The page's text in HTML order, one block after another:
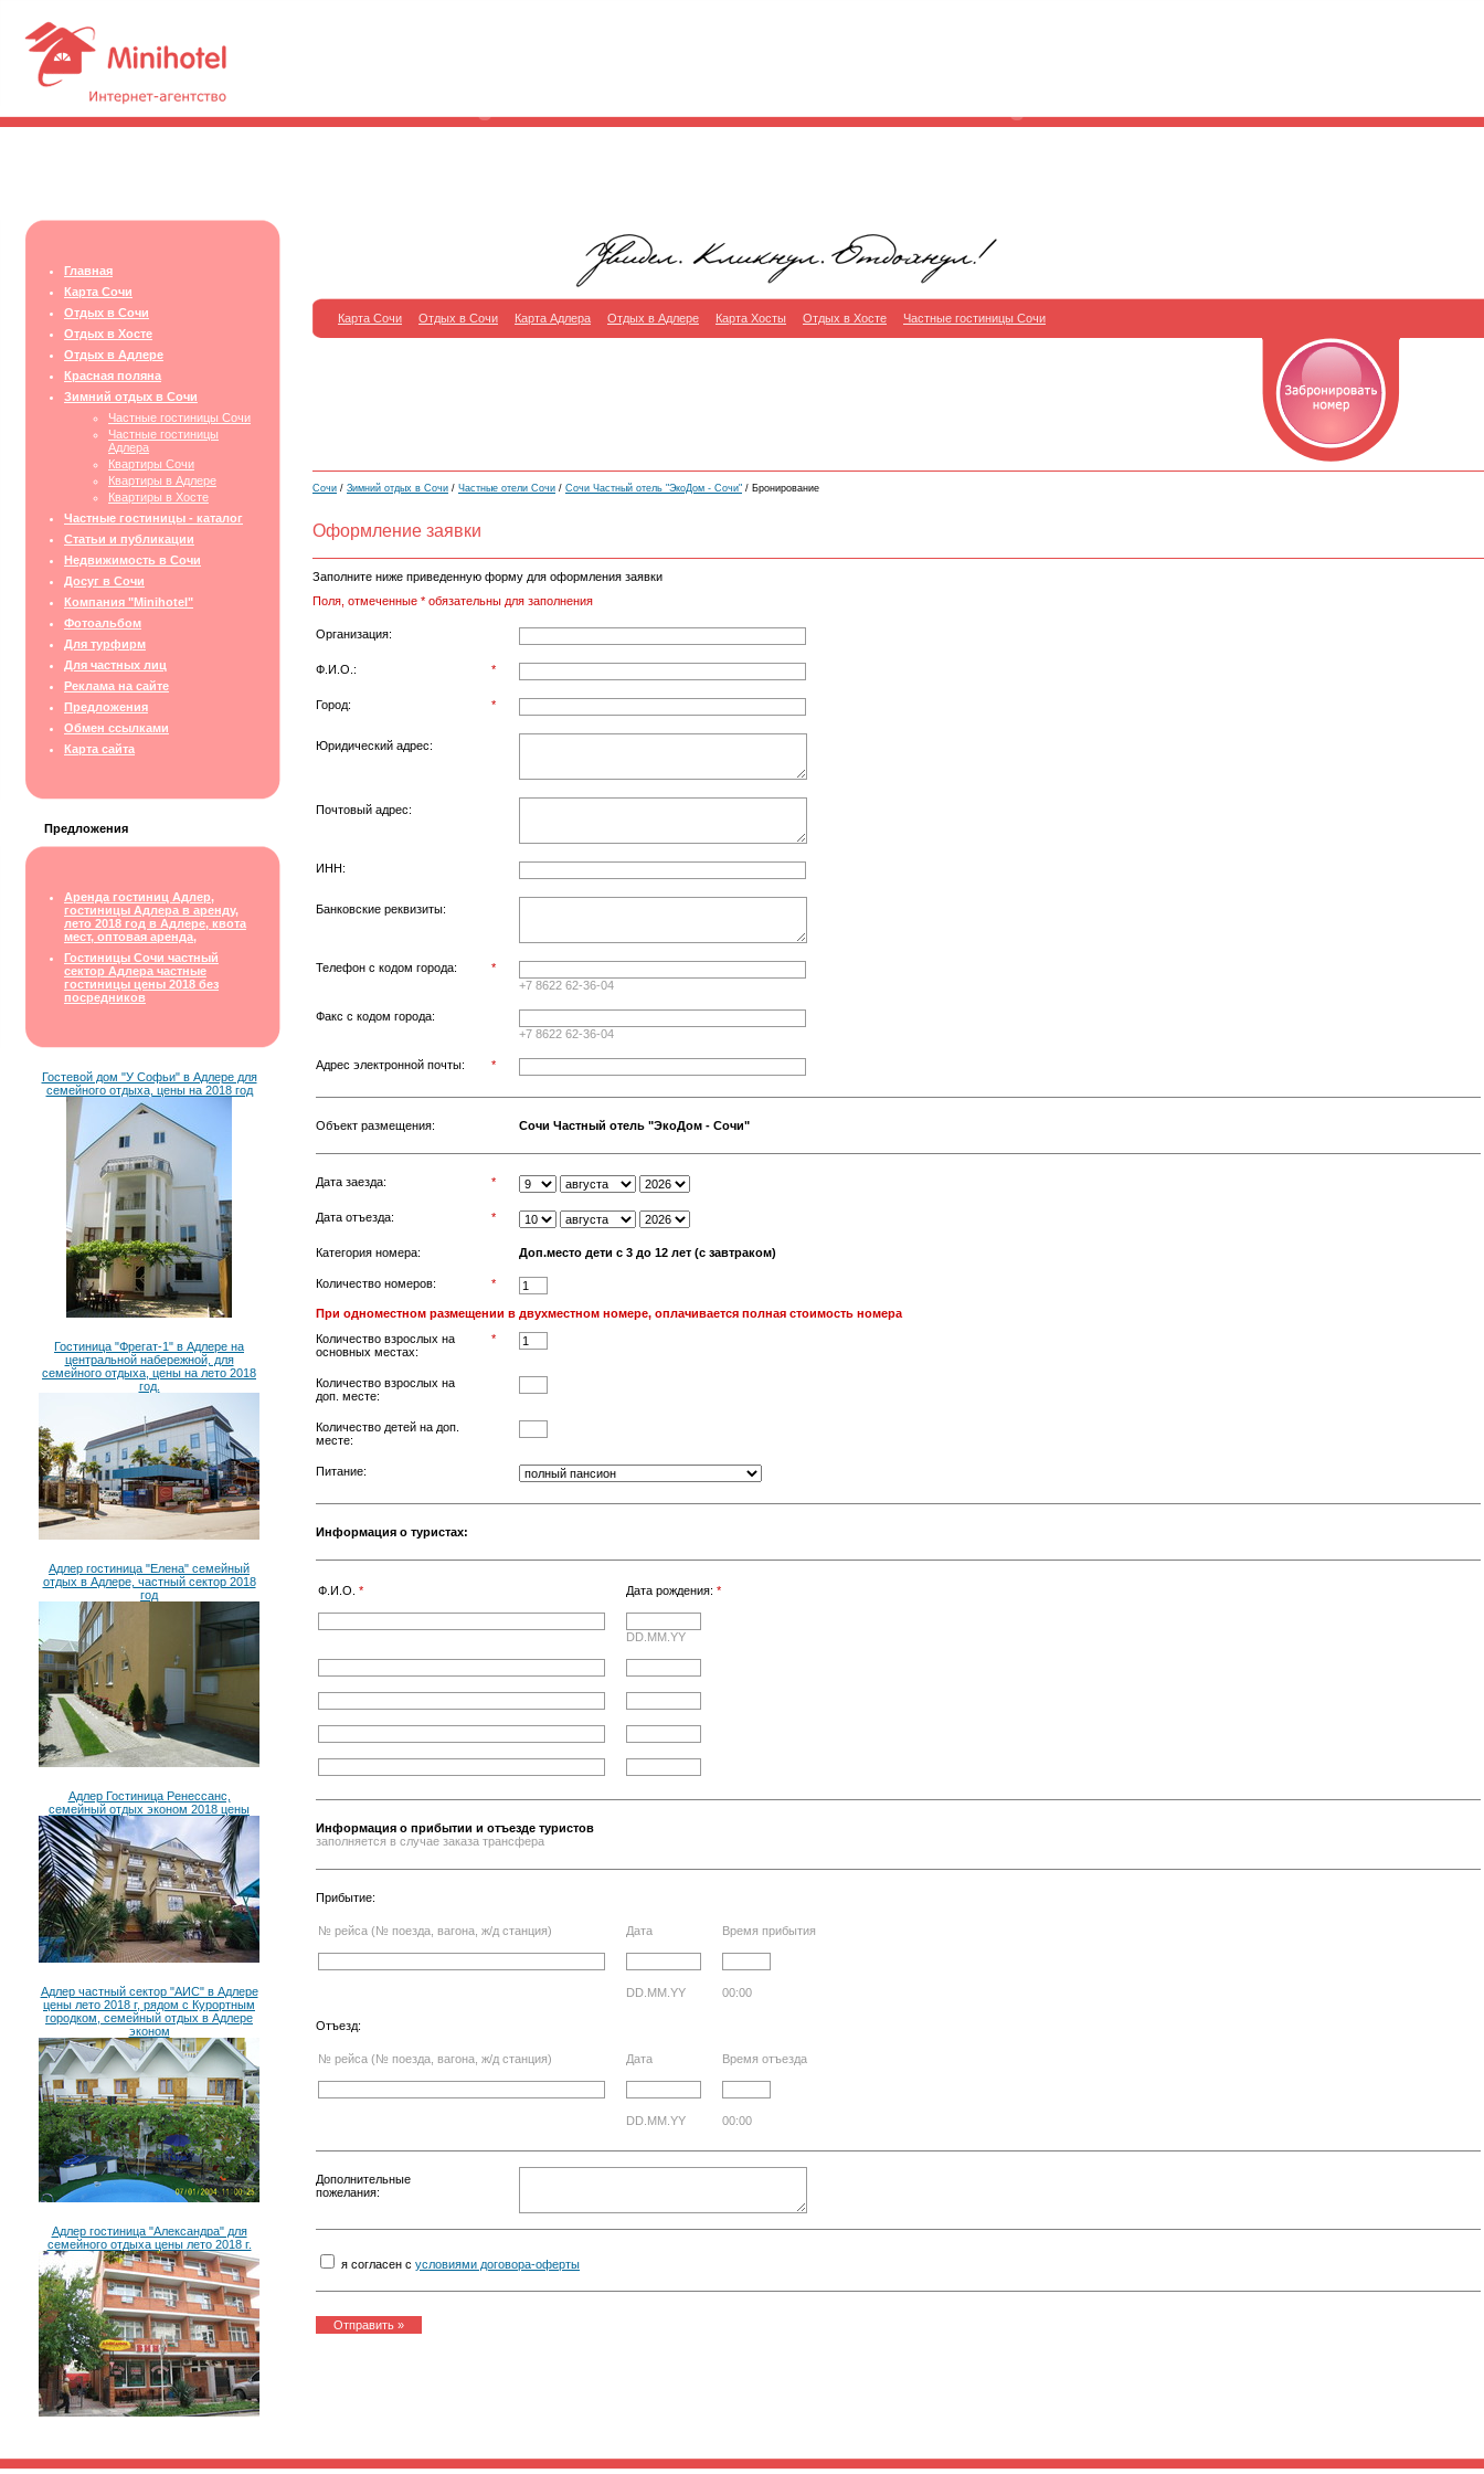
Главная
Карта Сочи
Отдых в Сочи
Отдых в Хосте
Отдых в Адлере
Красная поляна
Зимний отдых в Сочи
Частные гостиницы Сочи
Частные гостиницы
Адлера
Квартиры Сочи
Квартиры в Адлере
Квартиры в Хосте
Частные гостиницы - каталог
Статьи и публикации
Недвижимость в Сочи
Досуг в Сочи
Компания "Minihotel"
Фотоальбом
Для турфирм
Для частных лиц
Реклама на сайте
Предложения
Обмен ссылками
Карта сайта
Предложения
Аренда гостиниц Адлер,
гостиницы Адлера в аренду,
лето 2018 год в Адлере, квота
мест, оптовая аренда,
Гостиницы Сочи частный
сектор Адлера частные
гостиницы цены 2018 без
посредников
Гостевой дом "У Софьи" в Адлере для
семейного отдыха, цены на 2018 год
Гостиница "Фрегат-1" в Адлере на
центральной набережной, для
семейного отдыха, цены на лето 2018
год.
Адлер гостиница "Елена" семейный
отдых в Адлере, частный сектор 2018
год
Адлер Гостиница Ренессанс,
семейный отдых эконом 2018 цены
Адлер частный сектор "АИС" в Адлере
цены лето 2018 г, рядом с Курортным
городком, семейный отдых в Адлере
эконом
Адлер гостиница "Александра" для
семейного отдыха цены лето 2018 г.
Карта Сочи Отдых в Сочи Карта Адлера Отдых в Адлере Карта Хосты Отдых в Хосте Частные гостиницы Сочи
Сочи / Зимний отдых в Сочи / Частные отели Сочи / Сочи Частный отель "ЭкоДом - Сочи" / Бронирование
Оформление заявки
Заполните ниже приведенную форму для оформления заявки
Поля, отмеченные * обязательны для заполнения
Организация:
Ф.И.О.: *
Город: *
Юридический адрес:
Почтовый адрес:
ИНН:
Банковские реквизиты:
Телефон с кодом города:
*
+7 8622 62-36-04
Факс с кодом города:
+7 8622 62-36-04
Адрес электронной почты: *
Объект размещения: Сочи Частный отель "ЭкоДом - Сочи"
Дата заезда: *
Дата отъезда: *
Категория номера: Доп.место дети с 3 до 12 лет (с завтраком)
Количество номеров: *
При одноместном размещении в двухместном номере, оплачивается полная стоимость номера
Количество взрослых на
основных местах:
*
Количество взрослых на
доп. месте:
Количество детей на доп.
месте:
Питание:
Информация о туристах:
Ф.И.О. * Дата рождения: *
DD.MM.YY
Информация о прибытии и отъезде туристов
заполняется в случае заказа трансфера
Прибытие:
№ рейса (№ поезда, вагона, ж/д станция) Дата Время прибытия
DD.MM.YY 00:00
Отъезд:
№ рейса (№ поезда, вагона, ж/д станция) Дата Время отъезда
DD.MM.YY 00:00
Дополнительные
пожелания:
я согласен с условиями договора-оферты